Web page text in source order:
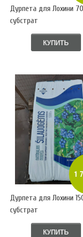
Дурпета для Лохини
субстрат
КУПИТЬ
1
Дурпета для Лохини
субстрат
КУПИТЬ